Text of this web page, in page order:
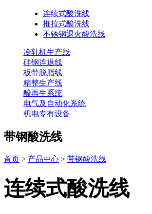
连续式酸洗线
推拉式酸洗线
不锈钢退火酸洗线
冷轧机生产线
硅钢连退线
板带脱脂线
精整生产线
酸再生系统
电气及自动化系统
机电专有设备
带钢酸洗线
首页 > 产品中心 > 带钢酸洗线
连续式酸洗线